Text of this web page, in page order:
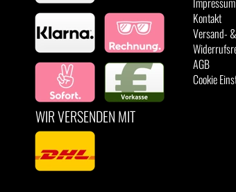
WIR VERSENDEN MIT
Kontakt
Versand-
AGB
Cookie